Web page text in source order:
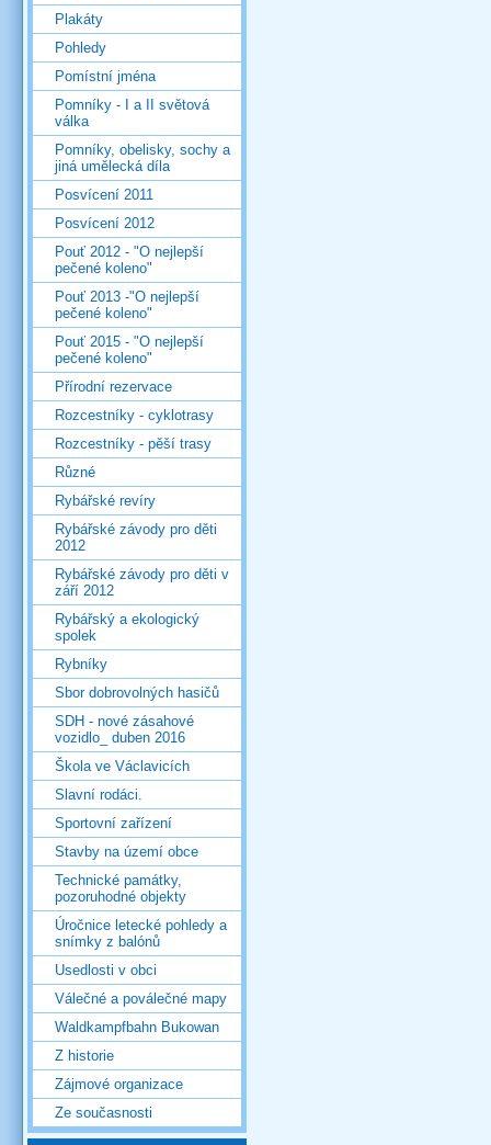
Plakáty
Pohledy
Pomístní jména
Pomníky - I a II světová
válka
Pomníky, obelisky, sochy a
jiná umělecká díla
Posvícení 2011
Posvícení 2012
Pouť 2012 - "O nejlepší
pečené koleno"
Pouť 2013 -"O nejlepší
pečené koleno"
Pouť 2015 - "O nejlepší
pečené koleno"
Přírodní rezervace
Rozcestníky - cyklotrasy
Rozcestníky - pěší trasy
Různé
Rybářské revíry
Rybářské závody pro děti
2012
Rybářské závody pro děti v
září 2012
Rybářský a ekologický
spolek
Rybníky
Sbor dobrovolných hasičů
SDH - nové zásahové
vozidlo_ duben 2016
Škola ve Václavicích
Slavní rodáci.
Sportovní zařízení
Stavby na území obce
Technické památky,
pozoruhodné objekty
Úročnice letecké pohledy a
snímky z balónů
Usedlosti v obci
Válečné a poválečné mapy
Waldkampfbahn Bukowan
Z historie
Zájmové organizace
Ze současnosti